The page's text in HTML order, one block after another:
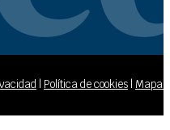
Política de cookies Mapa